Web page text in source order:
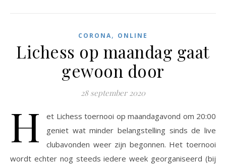
CORONA, ONLINE
Lichess op maandag gaat
gewoon door
28 september 2020
H
et Lichess toernooi op maandagavond om 20:00
geniet wat minder belangstelling sinds de live
clubavonden weer zijn begonnen. Het toernooi
wordt echter nog steeds iedere week georganiseerd (bij